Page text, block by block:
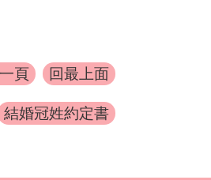
頁 回最上面
結婚冠姓約定書